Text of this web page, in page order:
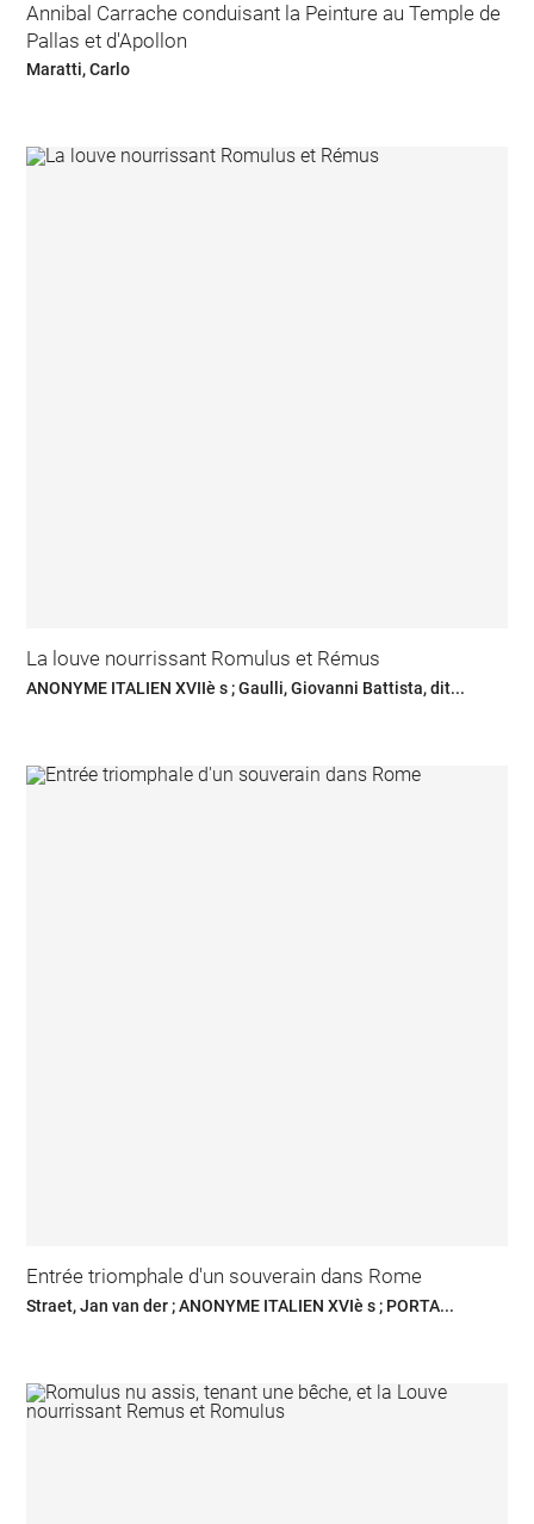
Annibal Carrache conduisant la Peinture au Temple de
Pallas et d'Apollon
Maratti, Carlo
La louve nourrissant Romulus et Rémus
ANONYME ITALIEN XVIIè s ; Gaulli, Giovanni Battista, dit...
Entrée triomphale d'un souverain dans Rome
Straet, Jan van der ; ANONYME ITALIEN XVIè s ; PORTA...